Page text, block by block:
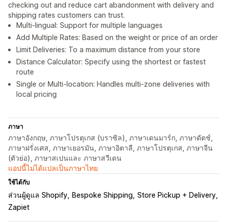
checking out and reduce cart abandonment with delivery and
shipping rates customers can trust.
Multi-lingual: Support for multiple languages
Add Multiple Rates: Based on the weight or price of an order
Limit Deliveries: To a maximum distance from your store
Distance Calculator: Specify using the shortest or fastest
route
Single or Multi-location: Handles multi-zone deliveries with
local pricing
ภาษา
ภาษาอังกฤษ, ภาษาโปรตุเกส (บราซิล), ภาษาเดนมาร์ก, ภาษาดัตช์,
ภาษาฝรั่งเศส, ภาษาเยอรมัน, ภาษาอิตาลี, ภาษาโปรตุเกส, ภาษาจีน
(ตัวย่อ), ภาษาสเปนและ ภาษาสวีเดน
แอปนี้ไม่ได้แปลเป็นภาษาไทย
ใช้ได้กับ
ส่วนผู้ดูแล Shopify Bespoke Shipping Store Pickup + Delivery
Zapiet